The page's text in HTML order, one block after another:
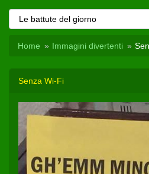
Home Immagini divertenti
Senza Wi-Fi